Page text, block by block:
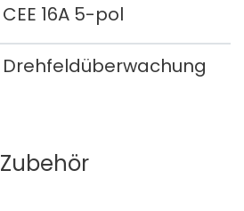
CEE 16A 5-pol
Drehfeldüberwachung
Zubehör